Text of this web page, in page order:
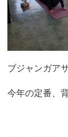
ブジャンガア
今年の定番、